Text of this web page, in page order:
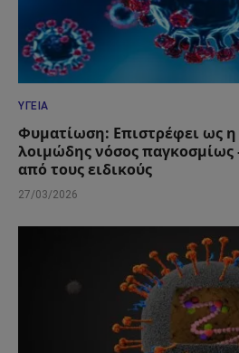
ΥΓΕΊΑ
Φυματίωση: Επιστρέφει ως
λοιμώδης νόσος παγκοσμίως
από τους ειδικούς
27/03/2026